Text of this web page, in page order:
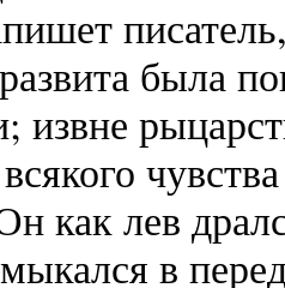
была
извне
всякого
как лев
в